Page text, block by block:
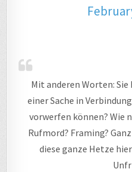
Mit anderen Worten:
einer Sache in
vorwerfen können? Wie
Rufmord? Framing?
diese ganze Hetze